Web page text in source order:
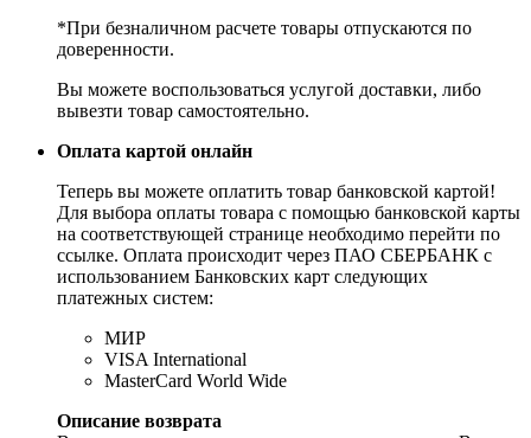
*При безналичном расчете товары отпускаются по
доверенности.
Вы можете воспользоваться услугой доставки, либо
вывезти товар самостоятельно.
Оплата картой онлайн
Теперь вы можете оплатить товар банковской картой!
Для выбора оплаты товара с помощью банковской карты
на соответствующей странице необходимо перейти по
ссылке. Оплата происходит через ПАО СБЕРБАНК с
использованием Банковских карт следующих
платежных систем:
МИР
VISA International
MasterCard World Wide
Описание возврата